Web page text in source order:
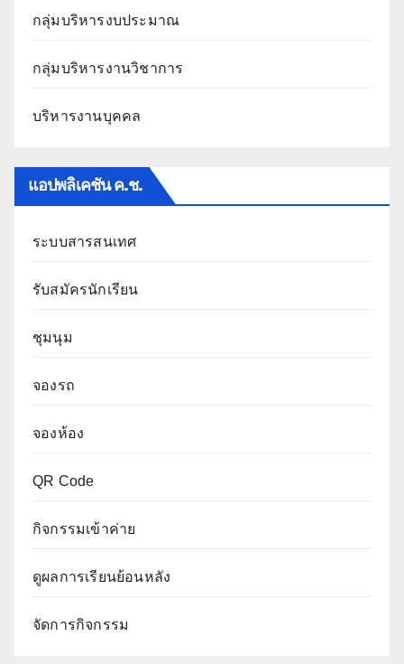
กลุ่มบริหารงบประมาณ
กลุ่มบริหารงานวิชาการ
บริหารงานบุคคล
แอปพลิเคชัน ค.ช.
ระบบสารสนเทศ
รับสมัครนักเรียน
ชุมนุม
จองรถ
จองห้อง
QR Code
กิจกรรมเข้าค่าย
ดูผลการเรียนย้อนหลัง
จัดการกิจกรรม